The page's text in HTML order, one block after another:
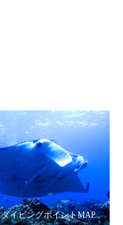
ダイビングポイントMAP